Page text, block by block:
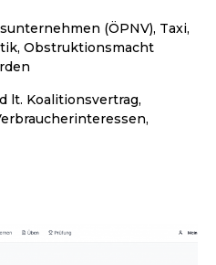
(ÖPNV), Taxi,
Obstruktionsmacht
lt. Koalitionsvertrag,